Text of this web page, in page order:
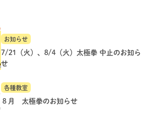
お知らせ
7/21（火）、8/4（火）太極拳 中止のお知ら
せ
各種教室
８月 太極拳のお知らせ